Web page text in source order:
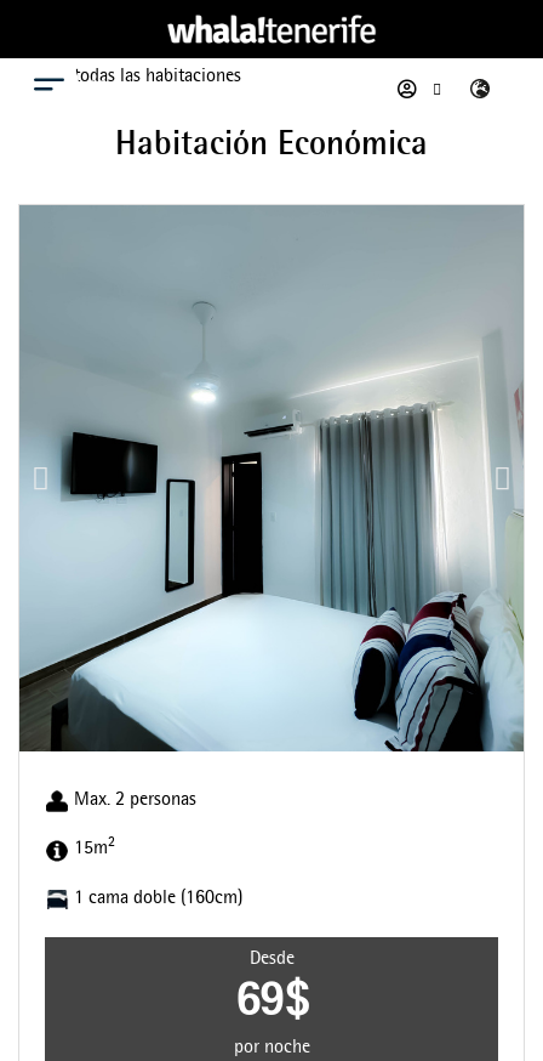
Menú
Ver todas las habitaciones
Habitación Económica
Max. 2 personas
15m2
1 cama doble (160cm)
Desde
69$
por noche